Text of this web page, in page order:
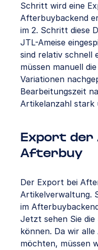
Schritt wird eine
Afterbuybackend
im 2. Schritt diese
JTL-Ameise
sind relativ schnell
müssen manuell
Variationen
Bearbeitungszeit
Artikelanzahl stark
Export der
Afterbuy
Der Export bei
Artikelverwaltung.
im
Jetzt sehen Sie
können. Da wir
möchten, müssen